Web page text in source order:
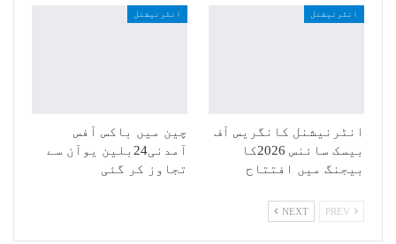
انٹرنیشنل
انٹرنیشنل کانگریس آف
بیسک سائنس 2026کا
بیجنگ میں افتتاح
انٹرنیشنل
چین میں باکس آفس
آمدنی24بلین یوآن سے
تجاوز کر گئی
NEXT